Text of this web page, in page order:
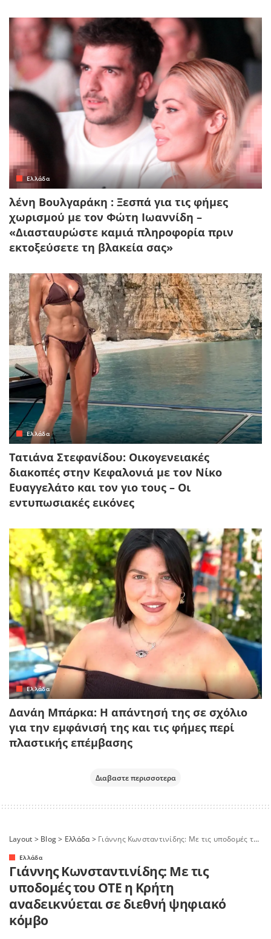
Ελλάδα
λένη Βουλγαράκη : Ξεσπά για τις φήμες
χωρισμού με τον Φώτη Ιωαννίδη –
«Διασταυρώστε καμιά πληροφορία πριν
εκτοξεύσετε τη βλακεία σας»
Ελλάδα
Τατιάνα Στεφανίδου: Οικογενειακές
διακοπές στην Κεφαλονιά με τον Νίκο
Ευαγγελάτο και τον γιο τους – Οι
εντυπωσιακές εικόνες
Ελλάδα
Δανάη Μπάρκα: Η απάντησή της σε σχόλιο
για την εμφάνισή της και τις φήμες περί
πλαστικής επέμβασης
Διαβαστε περισσοτερα
Layout > Blog> Ελλάδα> Γιάννης Κωνσταντινίδης: Με τις υποδομές του ΟΤΕ η Κρήτη αναδεικνύεται σε διεθνή ψηφιακό κόμβο
Ελλάδα
Γιάννης Κωνσταντινίδης: Με τις
υποδομές του ΟΤΕ η Κρήτη
αναδεικνύεται σε διεθνή ψηφιακό
κόμβο